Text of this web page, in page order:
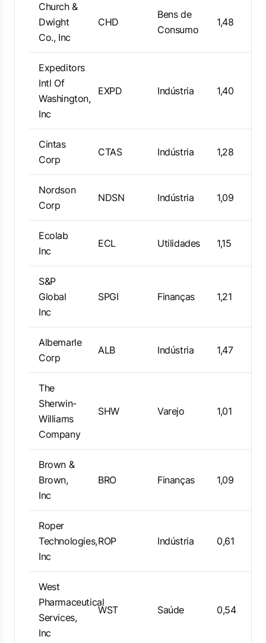
Church &
Dwight
Co., Inc
CHD
Bens de
Consumo
1,48
Expeditors
Intl Of
Washington,
Inc
EXPD Indústria 1,40
Cintas
Corp
CTAS Indústria 1,28
Nordson
Corp
NDSN Indústria 1,09
Ecolab
Inc
ECL Utilidades 1,15
S&P
Global
Inc
SPGI Finanças 1,21
Albemarle
Corp
ALB Indústria 1,47
The
Sherwin-
Williams
Company
SHW Varejo 1,01
Brown &
Brown,
Inc
BRO Finanças 1,09
Roper
Technologies,
Inc
ROP Indústria 0,61
West
Pharmaceutical
Services,
Inc
WST Saúde 0,54